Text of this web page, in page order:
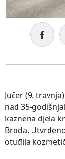
Jučer (9.
nad 35-
kaznena djela
Broda.
otuđila